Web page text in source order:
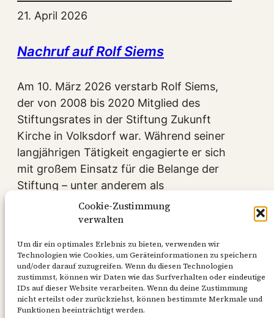
Cookie-Zustimmung
verwalten
Um dir ein optimales Erlebnis zu bieten, verwenden wir
Technologien wie Cookies, um Geräteinformationen zu speichern
und/oder darauf zuzugreifen. Wenn du diesen Technologien
zustimmst, können wir Daten wie das Surfverhalten oder eindeutige
IDs auf dieser Website verarbeiten. Wenn du deine Zustimmung
nicht erteilst oder zurückziehst, können bestimmte Merkmale und
Funktionen beeinträchtigt werden.
21. April 2026
Nachruf auf Rolf Siems
Am 10. März 2026 verstarb Rolf Siems,
der von 2008 bis 2020 Mitglied des
Stiftungsrates in der Stiftung Zukunft
Kirche in Volksdorf war. Während seiner
langjährigen Tätigkeit engagierte er sich
mit großem Einsatz für die Belange der
Stiftung – unter anderem als
Protokollführer und ab 2017 als
stellvertretender Vorsitzender des
mit…
Mehr …
20. März 2026